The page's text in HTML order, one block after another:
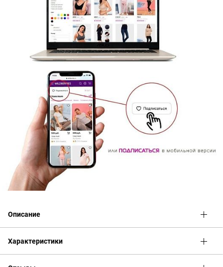
Описание
Халат и сорочка для беременных и кормящих Лима из
премиального хлопка идеальны как комплект в роддом, так и
как домашняя одежда. Ночная сорочка с секретом кормления
скроена на запах для легкого кормления грудью. Позволяет
Характеристики